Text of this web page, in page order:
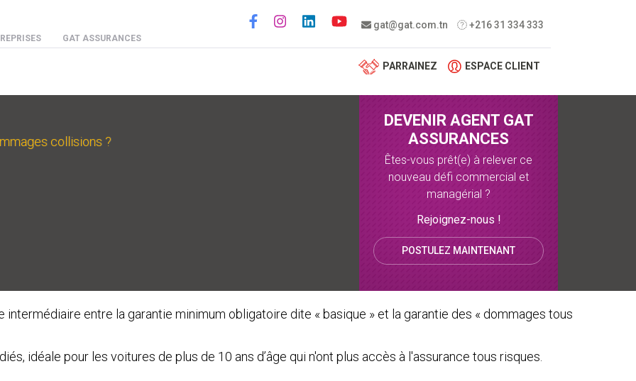
GAT ASSURANCES
gat@gat.com.tn +216 31 334 333
Social menu
PARRAINEZ ESPACE CLIENT
collisions ?
DEVENIR AGENT GAT
ASSURANCES
Êtes-vous prêt(e) à relever ce
nouveau défi commercial et
managérial ?
Rejoignez-nous !
POSTULEZ MAINTENANT
intermédiaire entre la garantie minimum obligatoire dite « basique » et la garantie des « dommages tous
idéale pour les voitures de plus de 10 ans d’âge qui n'ont plus accès à l'assurance tous risques.